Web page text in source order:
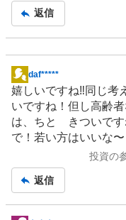
返信
掲
示
板
記
事
daf*****
嬉しいですね‼️同じ考
いですね！但し高齢
は、ちと きついです
で！若い方はいいな〜
投資の
返信